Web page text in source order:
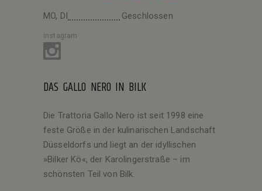
MO, DI Geschlossen
instagram
DAS GALLO NERO IN BILK
Die Trattoria Gallo Nero ist seit 1998 eine
feste Größe in der kulinarischen Landschaft
Düsseldorfs und liegt an der idyllischen
»Bilker Kö«, der Karolingerstraße – im
schönsten Teil von Bilk.